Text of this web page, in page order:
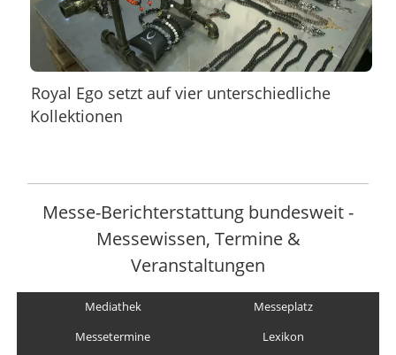
Royal Ego setzt auf vier unterschiedliche
Kollektionen
Messe-Berichterstattung bundesweit -
Messewissen, Termine &
Veranstaltungen
Mediathek
Messeplatz
Messetermine
Lexikon